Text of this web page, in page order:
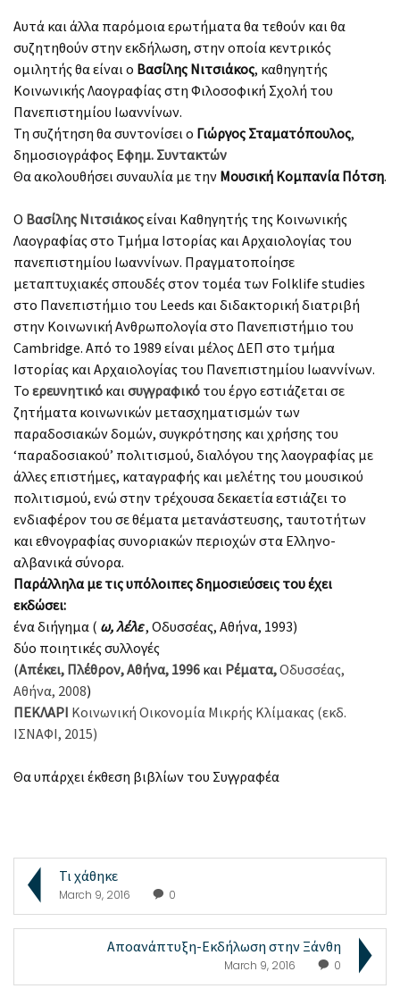
Αυτά και άλλα παρόμοια ερωτήματα θα τεθούν και θα
συζητηθούν στην εκδήλωση, στην οποία κεντρικός
ομιλητής θα είναι ο Βασίλης Νιτσιάκος, καθηγητής
Κοινωνικής Λαογραφίας στη Φιλοσοφική Σχολή του
Πανεπιστημίου Ιωαννίνων.
Τη συζήτηση θα συντονίσει ο Γιώργος Σταματόπουλος,
δημοσιογράφος Εφημ. Συντακτών
Θα ακολουθήσει συναυλία με την Μουσική Κομπανία Πότση.
Ο Βασίλης Νιτσιάκοςείναι Καθηγητής της Κοινωνικής
Λαογραφίας στο Τμήμα Ιστορίας και Αρχαιολογίας του
πανεπιστημίου Ιωαννίνων. Πραγματοποίησε
μεταπτυχιακές σπουδές στον τομέα των Folklife studies
στο Πανεπιστήμιο του Leeds και διδακτορική διατριβή
στην Κοινωνική Ανθρωπολογία στο Πανεπιστήμιο του
Cambridge. Από το 1989 είναι μέλος ΔΕΠ στο τμήμα
Ιστορίας και Αρχαιολογίας του Πανεπιστημίου Ιωαννίνων.
Το ερευνητικό και συγγραφικό του έργο εστιάζεται σε
ζητήματα κοινωνικών μετασχηματισμών των
παραδοσιακών δομών, συγκρότησης και χρήσης του
‘παραδοσιακού’ πολιτισμού, διαλόγου της λαογραφίας με
άλλες επιστήμες, καταγραφής και μελέτης του μουσικού
πολιτισμού, ενώ στην τρέχουσα δεκαετία εστιάζει το
ενδιαφέρον του σε θέματα μετανάστευσης, ταυτοτήτων
και εθνογραφίας συνοριακών περιοχών στα Ελληνο-
αλβανικά σύνορα.
Παράλληλα με τις υπόλοιπες δημοσιεύσεις του έχει
εκδώσει:
ένα διήγημα ( ω, λέλε, Οδυσσέας, Αθήνα, 1993)
δύο ποιητικές συλλογές
(Απέκει, Πλέθρον, Αθήνα, 1996 και Ρέματα,Οδυσσέας,
Αθήνα, 2008)
ΠΕΚΛΑΡΙ Κοινωνική Οικονομία Μικρής Κλίμακας (εκδ.
ΙΣΝΑΦΙ, 2015)
Θα υπάρχει έκθεση βιβλίων του Συγγραφέα
Τι χάθηκε
March 9, 2016 0
Αποανάπτυξη-Εκδήλωση στην Ξάνθη
March 9, 2016 0